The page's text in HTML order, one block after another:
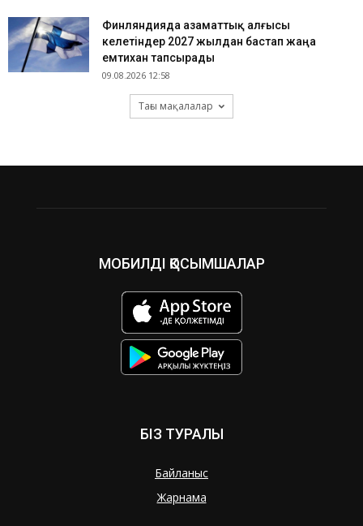
Финляндияда азаматтық алғысы
келетіндер 2027 жылдан бастап жаңа
емтихан тапсырады
09.08.2026 12:58
Тағы мақалалар
МОБИЛДІ ҚОСЫМШАЛАР
БІЗ ТУРАЛЫ
Байланыс
Жарнама